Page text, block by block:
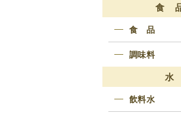
食
食 品
調味料
水
飲料水